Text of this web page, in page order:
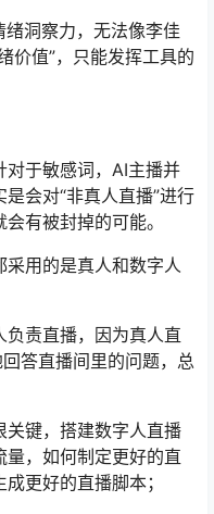
洞察力，无法像李佳
价值”，只能发挥工具的
对于敏感词，AI主播并
会对“非真人直播”进行
有被封掉的可能。
采用的是真人和数字人
责直播，因为真人直
答直播间里的问题，总
关键，搭建数字人直播
，如何制定更好的直
更好的直播脚本；